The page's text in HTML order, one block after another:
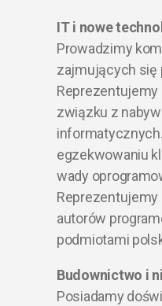
IT i nowe
Prowadzimy
zajmujących się
związku z
egzekwowaniu
wady
autorów
podmiotami
Budownictwo i
Posiadamy